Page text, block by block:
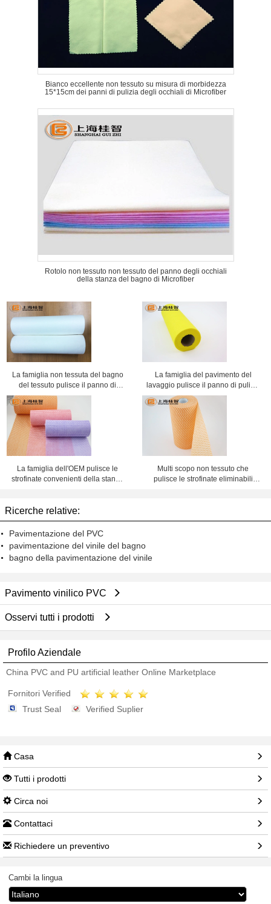
Bianco eccellente non tessuto su misura di morbidezza
15*15cm dei panni di pulizia degli occhiali di Microfiber
Rotolo non tessuto non tessuto del panno degli occhiali
della stanza del bagno di Microfiber
La famiglia non tessuta del bagno
del tessuto pulisce il panno di
pulizia della lente
La famiglia del pavimento del
lavaggio pulisce il panno di pulizia
non tessuto con la scatola di
finestra
La famiglia dell'OEM pulisce le
strofinate convenienti della stanza
Multi scopo non tessuto che
pulisce le strofinate eliminabili
Ricerche relative:
Pavimentazione del PVC
pavimentazione del vinile del bagno
bagno della pavimentazione del vinile
Pavimento vinilico PVC
Osservi tutti i prodotti
Profilo Aziendale
China PVC and PU artificial leather Online Marketplace
Fornitori Verified
Trust Seal
Verified Suplier
Casa
Tutti i prodotti
Circa noi
Contattaci
Richiedere un preventivo
Cambi la lingua